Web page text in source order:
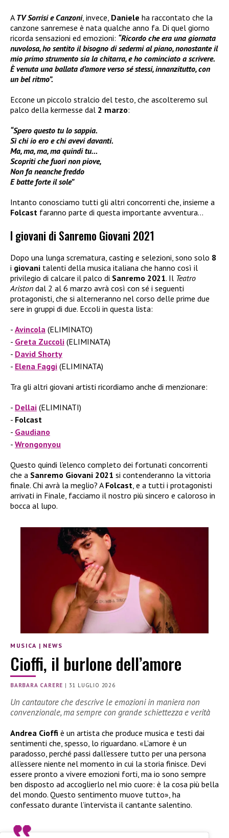
A TV Sorrisi e Canzoni, invece, Daniele ha raccontato che la
canzone sanremese è nata qualche anno fa. Di quel giorno
ricorda sensazioni ed emozioni: “Ricordo che era una giornata
nuvolosa, ho sentito il bisogno di sedermi al piano, nonostante il
mio primo strumento sia la chitarra, e ho cominciato a scrivere.
È venuta una ballata d’amore verso sé stessi, innanzitutto, con
un bel ritmo”.
Eccone un piccolo stralcio del testo, che ascolteremo sul
palco della kermesse dal 2 marzo:
“Spero questo tu lo sappia.
Sì chi io ero e chi avevi davanti.
Ma, ma, ma, ma quindi tu…
Scopriti che fuori non piove,
Non fa neanche freddo
E batte forte il sole”
Intanto conosciamo tutti gli altri concorrenti che, insieme a
Folcast faranno parte di questa importante avventura…
I giovani di Sanremo Giovani 2021
Dopo una lunga scrematura, casting e selezioni, sono solo 8
i giovani talenti della musica italiana che hanno così il
privilegio di calcare il palco di Sanremo 2021. Il Teatro
Ariston dal 2 al 6 marzo avrà così con sé i seguenti
protagonisti, che si alterneranno nel corso delle prime due
sere in gruppi di due. Eccoli in questa lista:
Avincola (ELIMINATO)
Greta Zuccoli (ELIMINATA)
David Shorty
Elena Faggi (ELIMINATA)
Tra gli altri giovani artisti ricordiamo anche di menzionare:
Dellai (ELIMINATI)
Folcast
Gaudiano
Wrongonyou
Questo quindi l’elenco completo dei fortunati concorrenti
che a Sanremo Giovani 2021 si contenderanno la vittoria
finale. Chi avrà la meglio? A Folcast, e a tutti i protagonisti
arrivati in Finale, facciamo il nostro più sincero e caloroso in
bocca al lupo.
MUSICA | NEWS
Cioffi, il burlone dell’amore
BARBARA CARERE | 31 LUGLIO 2026
Un cantautore che descrive le emozioni in maniera non
convenzionale, ma sempre con grande schiettezza e verità
Andrea Cioffi è un artista che produce musica e testi dai
sentimenti che, spesso, lo riguardano. «L’amore è un
paradosso, perché passi dall’essere tutto per una persona
all’essere niente nel momento in cui la storia finisce. Devi
essere pronto a vivere emozioni forti, ma io sono sempre
ben disposto ad accoglierlo nel mio cuore: è la cosa più bella
del mondo. Questo sentimento muove tutto», ha
confessato durante l’intervista il cantante salentino.